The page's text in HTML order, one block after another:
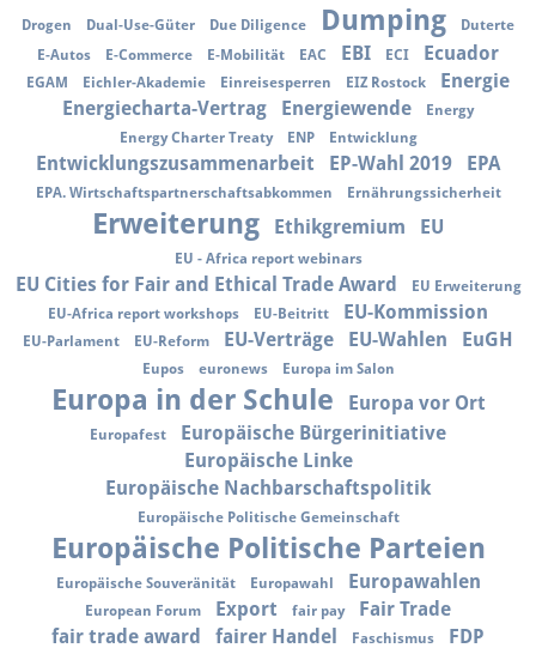
Drogen Dual-Use-Güter Due Diligence Dumping
Duterte
E-Autos
E-Commerce E-Mobilität EAC EBI ECI Ecuador
EGAM Eichler-Akademie Einreisesperren EIZ Rostock
Energie
Energiecharta-Vertrag
Energiewende
Energy
Energy Charter Treaty
ENP Entwicklung
Entwicklungszusammenarbeit EP-Wahl 2019 EPA
EPA. Wirtschaftspartnerschaftsabkommen Ernährungssicherheit
Erweiterung Ethikgremium EU
EU - Africa report webinars
EU Cities for Fair and Ethical Trade Award
EU Erweiterung
EU-Africa report workshops
EU-Beitritt EU-Kommission
EU-Parlament EU-Reform EU-Verträge EU-Wahlen EuGH
Eupos euronews Europa im Salon
Europa in der Schule Europa vor Ort
Europafest
Europäische Bürgerinitiative
Europäische Linke
Europäische Nachbarschaftspolitik
Europäische Politische Gemeinschaft
Europäische Politische Parteien
Europäische Souveränität Europawahl Europawahlen
European Forum Export fair pay
Fair Trade
fair trade award
fairer Handel Faschismus FDP